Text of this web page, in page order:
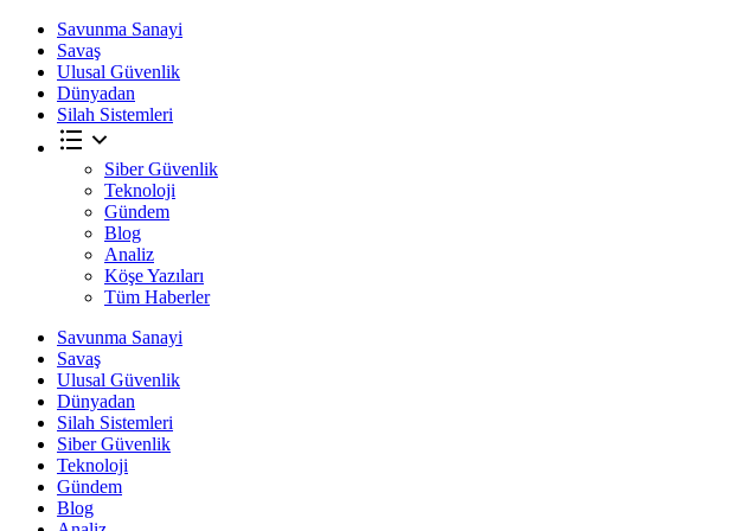
Savunma Sanayi
Savaş
Ulusal Güvenlik
Dünyadan
Silah Sistemleri
Siber Güvenlik
Teknoloji
Gündem
Blog
Analiz
Köşe Yazıları
Tüm Haberler
Savunma Sanayi
Savaş
Ulusal Güvenlik
Dünyadan
Silah Sistemleri
Siber Güvenlik
Teknoloji
Gündem
Blog